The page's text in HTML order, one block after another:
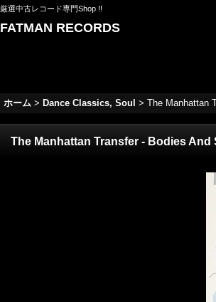
厳選中古レコード専門Shop !!
FATMAN RECORDS
ホーム > Dance Classics, Soul > The Manhattan
The Manhattan Transfer - Bodies And